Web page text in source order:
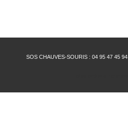
SOS CHAUVES-SOURIS : 04 95 47 45 94